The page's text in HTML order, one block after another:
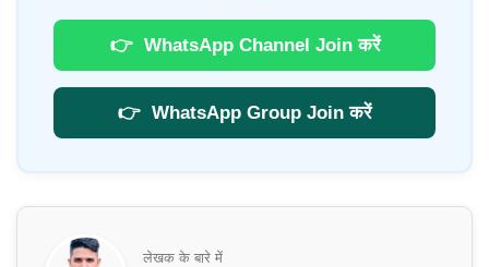
👉 WhatsApp Channel Join करें
👉 WhatsApp Group Join करें
लेखक के बारे में